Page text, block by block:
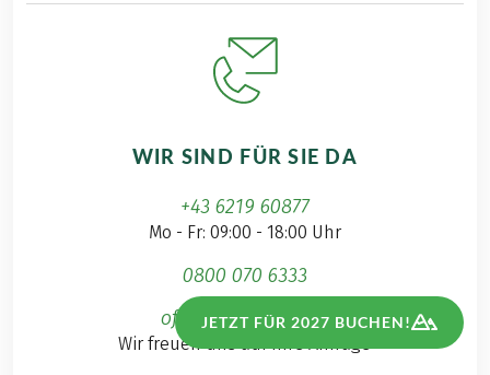
WIR SIND FÜR SIE DA
+43 6219 60877
Mo - Fr: 09:00 - 18:00 Uhr
0800 070 6333
office@eurohike.at
Wir freuen uns auf Ihre Anfrage
JETZT FÜR 2027 BUCHEN!